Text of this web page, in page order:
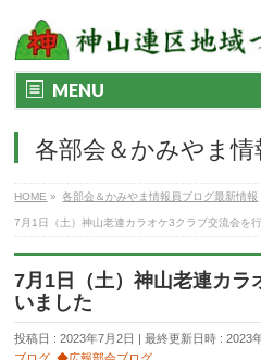
MENU
各部会＆かみやま
HOME » 各部会＆かみやま情報員ブログ最新情報
7月1日（土）神山老連カラオケ3クラブ交流会を
7月1日（土）神山老連カラ
いました
投稿日 : 2023年7月2日 最終更新日時 : 2023